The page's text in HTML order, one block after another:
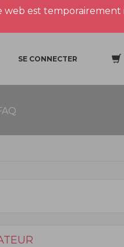
web est
SE CONNECTER